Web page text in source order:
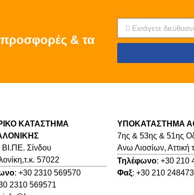
προσφορές & τα
ΚΑΤΑΣΤΗΜΑ
ΒΙ.ΠΕ. Σίνδου
57022
: +30 2310 569570
2310 569571
ΥΠΟΚΑΤΑΣΤΗΜΑ
7ης & 53ης & 51ης
Ανω Λιοσίων, Αττική
Τηλέφωνο: +30 210
Φαξ: +30 210